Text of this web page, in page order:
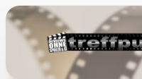
Zum
Inhalt
springen